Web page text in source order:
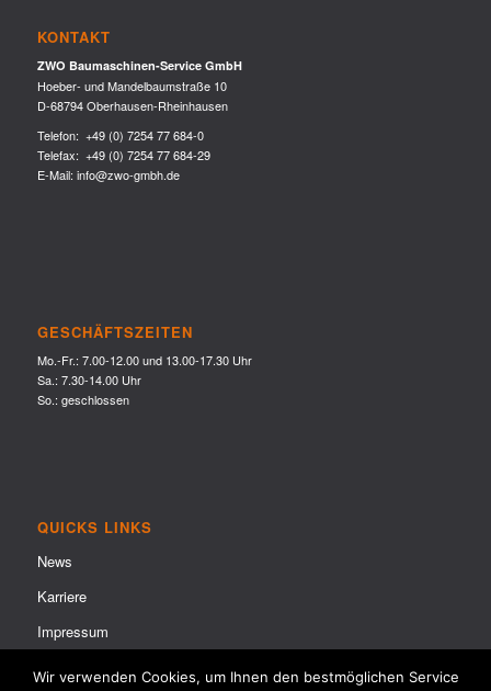
KONTAKT
ZWO Baumaschinen-Service GmbH
Hoeber- und Mandelbaumstraße 10
D-68794 Oberhausen-Rheinhausen
Telefon: +49 (0) 7254 77 684-0
Telefax: +49 (0) 7254 77 684-29
E-Mail: info@zwo-gmbh.de
GESCHÄFTSZEITEN
Mo.-Fr.: 7.00-12.00 und 13.00-17.30 Uhr
Sa.: 7.30-14.00 Uhr
So.: geschlossen
QUICKS LINKS
News
Karriere
Impressum
Wir verwenden Cookies, um Ihnen den bestmöglichen Service